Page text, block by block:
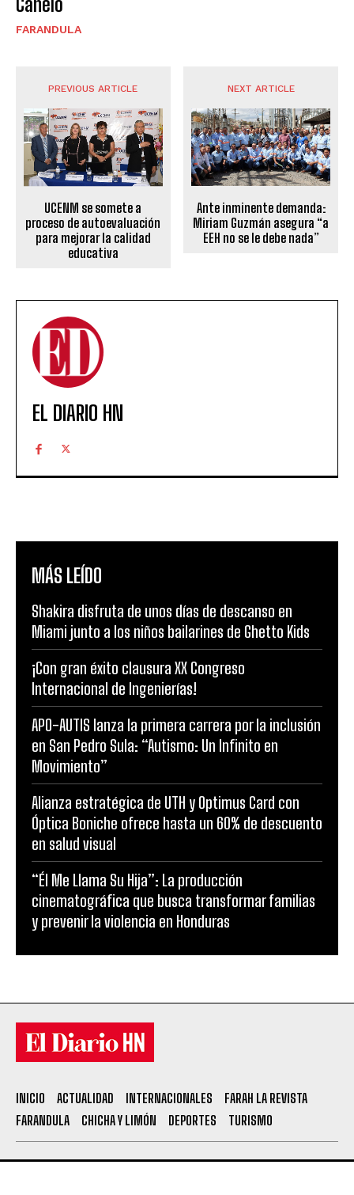
FARANDULA
PREVIOUS ARTICLE
UCENM se somete a
proceso de autoevaluación
para mejorar la calidad
educativa
NEXT ARTICLE
Ante inminente demanda:
Miriam Guzmán asegura “a
EEH no se le debe nada”
EL DIARIO HN
MÁS LEÍDO
Shakira disfruta de unos días de descanso en
Miami junto a los niños bailarines de Ghetto Kids
¡Con gran éxito clausura XX Congreso
Internacional de Ingenierías!
APO-AUTIS lanza la primera carrera por la inclusión
en San Pedro Sula: “Autismo: Un Infinito en
Movimiento”
Alianza estratégica de UTH y Optimus Card con
Óptica Boniche ofrece hasta un 60% de descuento
en salud visual
“Él Me Llama Su Hija”: La producción
cinematográfica que busca transformar familias
y prevenir la violencia en Honduras
INICIO ACTUALIDAD INTERNACIONALES
FARAH LA REVISTA
FARANDULA
CHICHA Y LIMÓN DEPORTES TURISMO